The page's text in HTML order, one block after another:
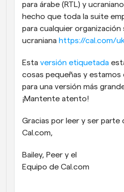
para árabe (RTL) y
hecho que toda la suite
para cualquier
ucraniana https://cal.com/
Esta versión etiquetada
cosas pequeñas y estamos
para una versión más
¡Mantente atento!
Gracias por leer y ser parte
Cal.com,
Bailey, Peer y el
Equipo de Cal.com